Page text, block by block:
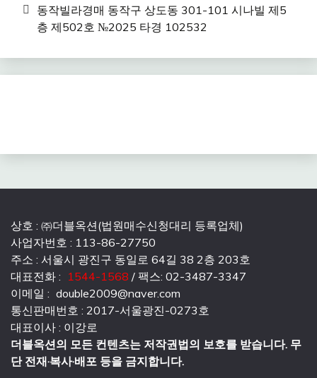
동작빌라경매 동작구 상도동 301-101 시나빌 제5
층 제502호 №2025 타경 102532
상호 : ㈜더블옥션(법원매수신청대리 등록업체)
사업자번호 : 113-86-27750
주소 : 서울시 광진구 동일로 64길 38 2층 203호
대표전화 : 1544-1568 / 팩스: 02-3487-3347
이메일 : double2009@naver.com
통신판매번호 : 2017-서울광진-0273호
대표이사 : 이강로
더블옥션의 모든 컨텐츠는 저작권법의 보호를 받습니다. 무
단 전재·복사·배포 등을 금지합니다.